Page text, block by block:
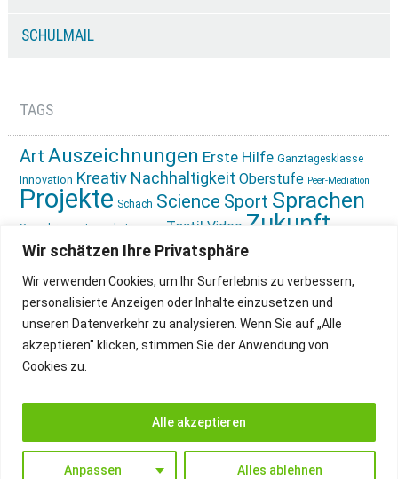
Wir schätzen Ihre Privatsphäre
Wir verwenden Cookies, um Ihr Surferlebnis zu verbessern,
personalisierte Anzeigen oder Inhalte einzusetzen und
unseren Datenverkehr zu analysieren. Wenn Sie auf „Alle
akzeptieren" klicken, stimmen Sie der Anwendung von
Cookies zu.
Anpassen Alles ablehnen
Alle akzeptieren
SCHULMAIL
TAGS
Art Auszeichnungen Erste Hilfe Ganztagesklasse
Innovation Kreativ Nachhaltigkeit Oberstufe Peer-Mediation
Projekte Schach Science Sport Sprachen
Sprachreise Tagesbetreuung Textil Video Zukunft
gestalten Ökologie
IMPRESSUM